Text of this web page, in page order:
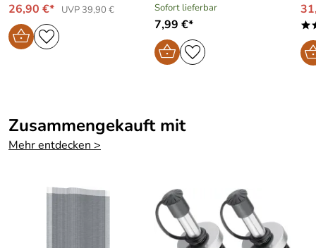
26,90 €* UVP 39,90 € Sofort lieferbar
7,99 €*
Zusammengekauft mit
Mehr entdecken >